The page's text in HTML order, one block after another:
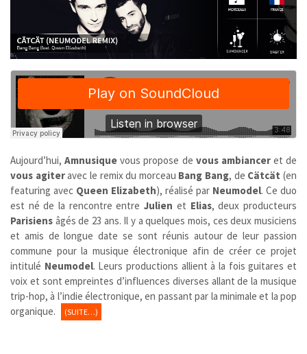
Aujourd’hui,Amnusique vous propose de vous ambianceret de
vous agiteravec le remix du morceau Bang Bang, de Cätcät (en
featuring avec Queen Elizabeth), réalisé par Neumodel. Ce duo
est né de la rencontre entreJulien et Elias, deux producteurs
Parisiens âgés de 23 ans. Il y a quelques mois, ces deux musiciens
et amis de longue date se sont réunis autour de leur passion
commune pour la musique électronique afin de créer ce projet
intitulé Neumodel. Leurs productions allient à la fois guitares et
voix et sont empreintes d’influences diverses allant de la musique
trip-hop, à l’indie électronique, en passant par la minimale et la pop
organique.
(SUITE…)